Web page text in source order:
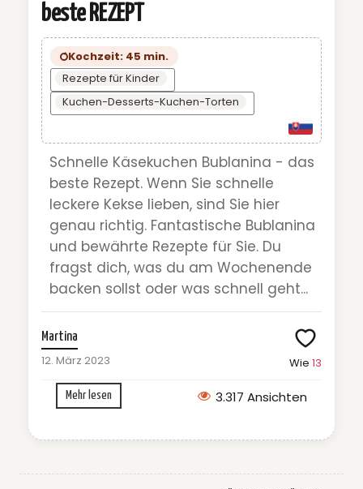
beste REZEPT
Kochzeit: 45 min.
Rezepte für Kinder
Kuchen-Desserts-Kuchen-Torten
Schnelle Käsekuchen Bublanina - das
beste Rezept. Wenn Sie schnelle
leckere Kekse lieben, sind Sie hier
genau richtig. Fantastische Bublanina
und bewährte Rezepte für Sie. Du
fragst dich, was du am Wochenende
backen sollst oder was schnell geht...
Martina
12. März 2023 Wie 13
Mehr lesen 3.317 Ansichten